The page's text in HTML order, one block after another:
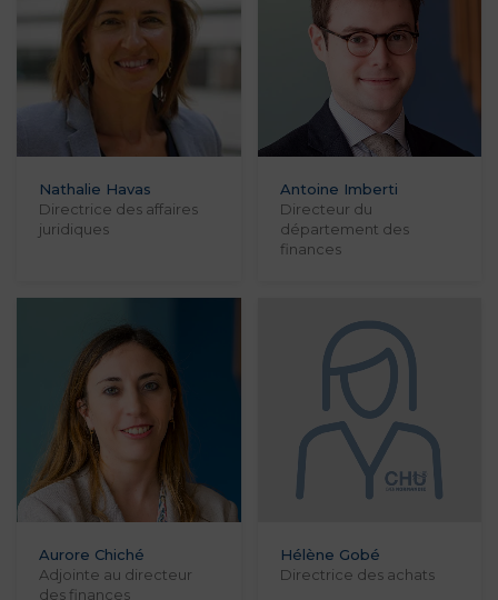
Nathalie Havas
Directrice des affaires
juridiques
Antoine Imberti
Directeur du
département des
finances
Aurore Chiché
Adjointe au directeur
des finances
Hélène Gobé
Directrice des achats